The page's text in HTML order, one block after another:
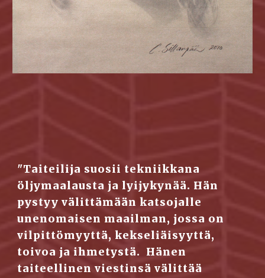
"Taiteilija suosii tekniikkana
öljymaalausta ja lyijykynää. Hän
pystyy välittämään katsojalle
unenomaisen maailman, jossa on
vilpittömyyttä, kekseliäisyyttä,
toivoa ja ihmetystä.  Hänen
taiteellinen viestinsä välittää